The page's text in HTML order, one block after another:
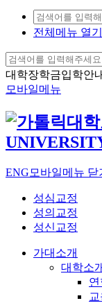
전체메뉴 열기
대학장학금입학안
모바일메뉴
ENG 모바일메뉴 닫
성심교정
성의교정
성신교정
가대소개
대학소
연